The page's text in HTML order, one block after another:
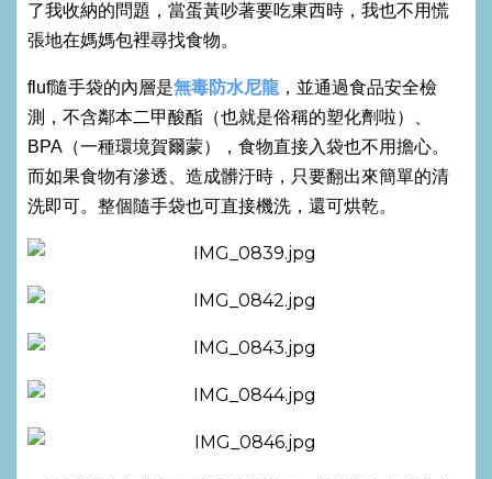
了我收納的問題，當蛋黃吵著要吃東西時，我也不用慌
張地在媽媽包裡尋找食物。
fluf隨手袋的內層是無毒防水尼龍 ，並通過食品安全檢
測，不含鄰本二甲酸酯（也就是俗稱的塑化劑啦）、
BPA（一種環境賀爾蒙），食物直接入袋也不用擔心。
而如果食物有滲透、造成髒汙時，只要翻出來簡單的清
洗即可。整個隨手袋也可直接機洗，還可烘乾。